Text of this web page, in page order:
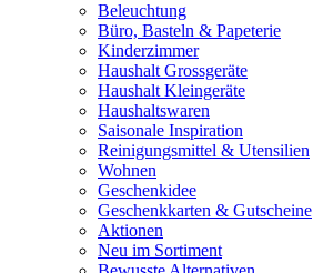
Beleuchtung
Büro, Basteln & Papeterie
Kinderzimmer
Haushalt Grossgeräte
Haushalt Kleingeräte
Haushaltswaren
Saisonale Inspiration
Reinigungsmittel & Utensilien
Wohnen
Geschenkidee
Geschenkkarten & Gutscheine
Aktionen
Neu im Sortiment